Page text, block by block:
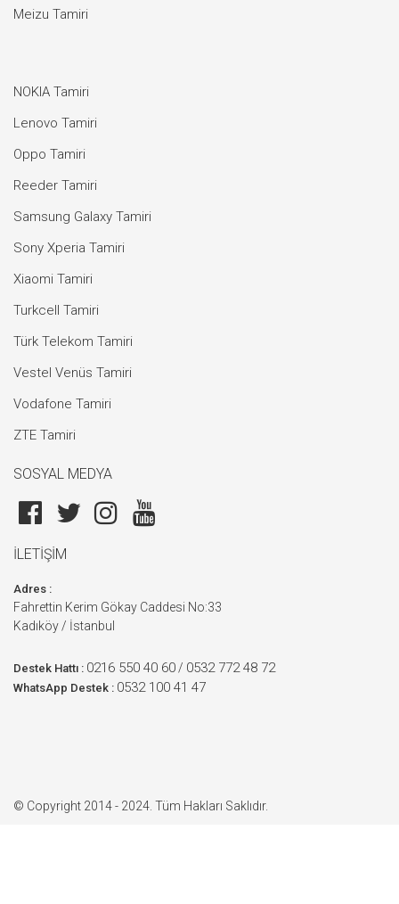
Meizu Tamiri
NOKIA Tamiri
Lenovo Tamiri
Oppo Tamiri
Reeder Tamiri
Samsung Galaxy Tamiri
Sony Xperia Tamiri
Xiaomi Tamiri
Turkcell Tamiri
Türk Telekom Tamiri
Vestel Venüs Tamiri
Vodafone Tamiri
ZTE Tamiri
SOSYAL MEDYA
İLETİŞİM
Adres :
Fahrettin Kerim Gökay Caddesi No:33
Kadıköy / İstanbul
Destek Hattı : 0216 550 40 60/ 0532 772 48 72
WhatsApp Destek : 0532 100 41 47
© Copyright 2014 - 2024. Tüm Hakları Saklıdır.